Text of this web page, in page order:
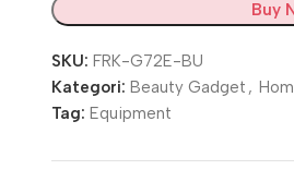
Buy
SKU: FRK-G72E-BU
Kategori: Beauty Gadget ,
Tag: Equipment